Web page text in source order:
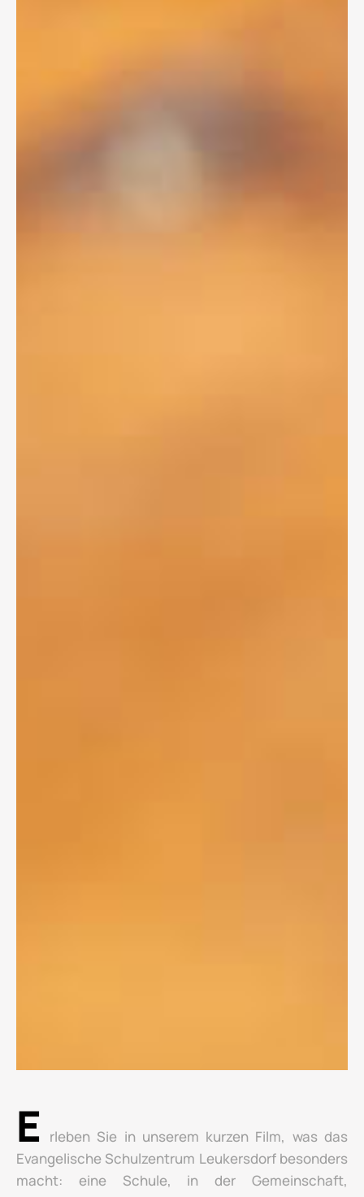
E
rleben Sie in unserem kurzen Film, was das
Evangelische Schulzentrum Leukersdorf besonders
macht: eine Schule, in der Gemeinschaft,